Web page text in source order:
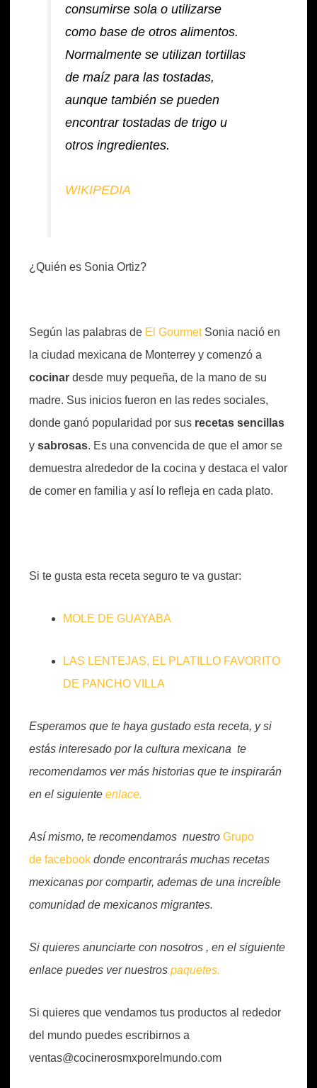
consumirse sola o utilizarse
como base de otros alimentos.
Normalmente se utilizan tortillas
de maíz para las tostadas,
aunque también se pueden
encontrar tostadas de trigo u
otros ingredientes.
WIKIPEDIA
¿Quién es Sonia Ortiz?
Según las palabras de El GourmetSonia nació en
la ciudad mexicana de Monterrey y comenzó a
cocinar desde muy pequeña, de la mano de su
madre. Sus inicios fueron en las redes sociales,
donde ganó popularidad por sus recetas sencillas
y sabrosas. Es una convencida de que el amor se
demuestra alrededor de la cocina y destaca el valor
de comer en familia y así lo refleja en cada plato.
Si te gusta esta receta seguro te va gustar:
MOLE DE GUAYABA
LAS LENTEJAS, EL PLATILLO FAVORITO
DE PANCHO VILLA
Esperamos que te haya gustado esta receta, y si
estás interesado por la cultura mexicana te
recomendamos ver más historias que te inspirarán
en el siguiente enlace.
Así mismo, te recomendamos nuestro Grupo
de facebook donde encontrarás muchas recetas
mexicanas por compartir, ademas de una increíble
comunidad de mexicanos migrantes.
Si quieres anunciarte con nosotros , en el siguiente
enlace puedes ver nuestros paquetes.
Si quieres que vendamos tus productos al rededor
del mundo puedes escribirnos a
ventas@cocinerosmxporelmundo.com